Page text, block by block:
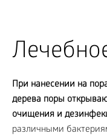
При нанесении на
дерева поры
очищения и
различными